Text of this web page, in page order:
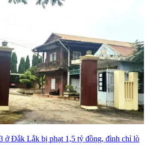
ở Đắk Lắk bị phạt 1,5 tỷ đồng, đình chỉ lò